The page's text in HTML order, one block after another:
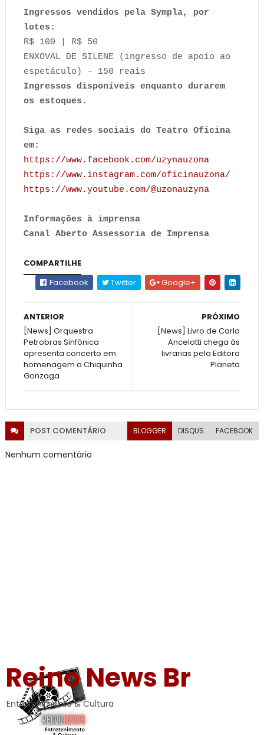
Ingressos vendidos pela Sympla, por
lotes:
R$ 100 | R$ 50
ENXOVAL DE SILENE (ingresso de apoio ao
espetáculo) - 150 reais
Ingressos disponíveis enquanto durarem
os estoques.
Siga as redes sociais do Teatro Oficina
em:
https://www.facebook.com/uzynauzona
https://www.instagram.com/oficinauzona/
https://www.youtube.com/@uzonauzyna
Informações à imprensa
Canal Aberto Assessoria de Imprensa
COMPARTILHE
Facebook
Twitter Google+
PRÓXIMO
[News] Livro de Carlo
Ancelotti chega às
livrarias pela Editora
Planeta
ANTERIOR
[News] Orquestra
Petrobras Sinfônica
apresenta concerto em
homenagem a Chiquinha
Gonzaga
POST COMENTÁRIO BLOGGER DISQUS FACEBOOK
Nenhum comentário
Reino News Br
Entretenimento & Cultura